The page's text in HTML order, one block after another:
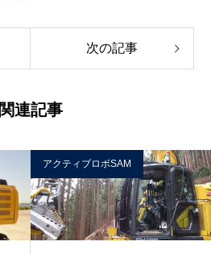
次の記事
関連記事
アクティブロボSAM